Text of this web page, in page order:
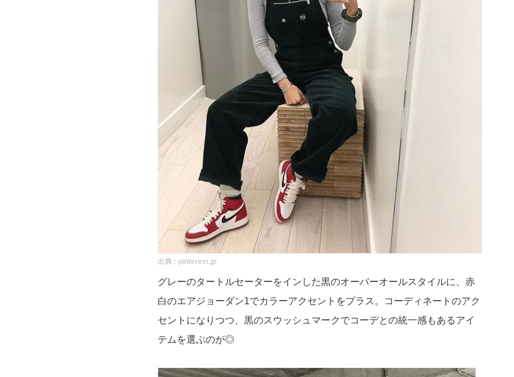
出典 : pinterest.jp
グレーのタートルセーターをインした黒のオーバーオールスタイルに、赤
白のエアジョーダン1でカラーアクセントをプラス。コーディネートのアク
セントになりつつ、黒のスウッシュマークでコーデとの統一感もあるアイ
テムを選ぶのが◎